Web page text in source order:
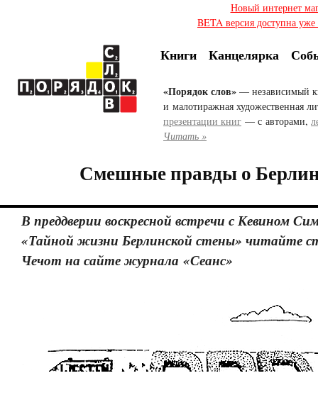
Новый интернет
BETA версия доступна
Книги Канцелярка
«Порядок слов» — независимый
и малотиражная художественная
презентации книг — с авторами,
Читать »
Смешные правды о
В преддверии воскресной встречи с Кевином
«Тайной жизни Берлинской стены» читайте
Чечот на сайте журнала «Сеанс»